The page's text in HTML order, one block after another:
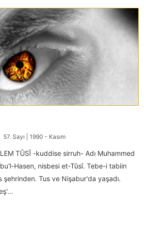
57. Sayı | 1990 - Kasım
TÛSÎ -kuddise sirruh- Adı Muhammed
Hasen, nisbesi et-Tûsî. Tebe-i tabiin
şehrinden. Tus ve Nişabur'da yaşadı.